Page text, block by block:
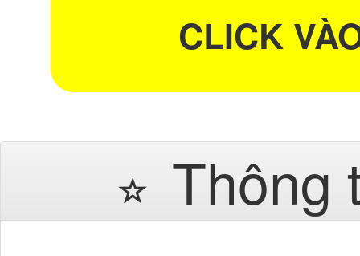
CLICK
Thông